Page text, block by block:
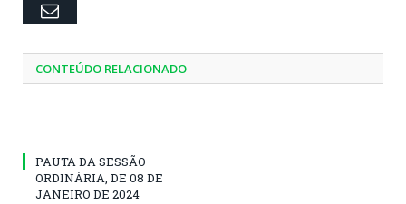
Email
CONTEÚDO RELACIONADO
PAUTA DA SESSÃO
ORDINÁRIA, DE 08 DE
JANEIRO DE 2024